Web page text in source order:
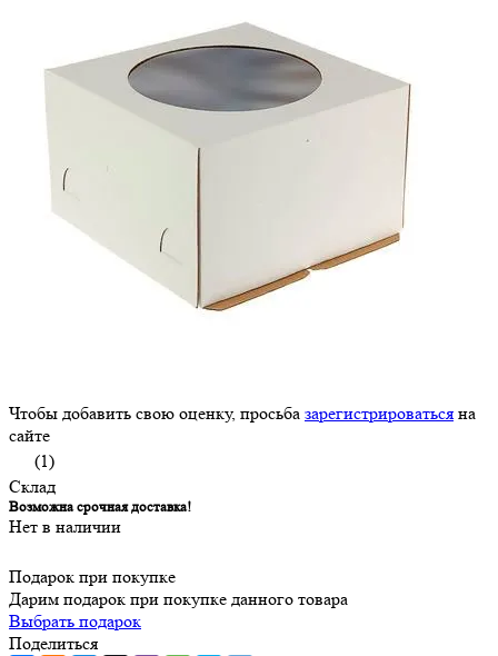
Чтобы добавить свою оценку, просьба зарегистрироваться на
сайте
(1)
Склад
Возможна срочная доставка!
Нет в наличии
Подарок при покупке
Дарим подарок при покупке данного товара
Выбрать подарок
Поделиться